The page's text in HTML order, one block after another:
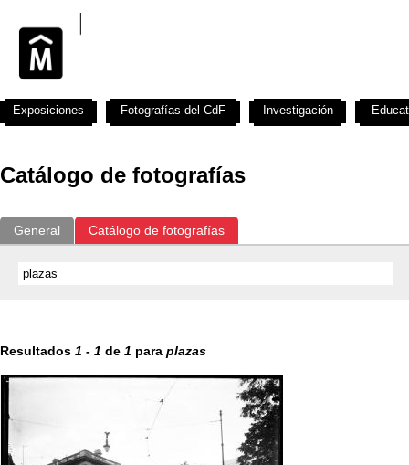
Catálogo de fotografías
General Catálogo de fotografías
Resultados 1 - 1 de 1 para plazas
Exposiciones Fotografías del CdF Investigación